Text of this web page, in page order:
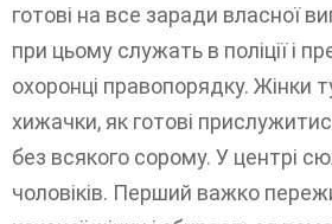
готові на все заради власної
при цьому служать в поліції і
охоронці правопорядку. Жінки
хижачки, як готові
без всякого сорому. У центрі
чоловіків. Перший важко